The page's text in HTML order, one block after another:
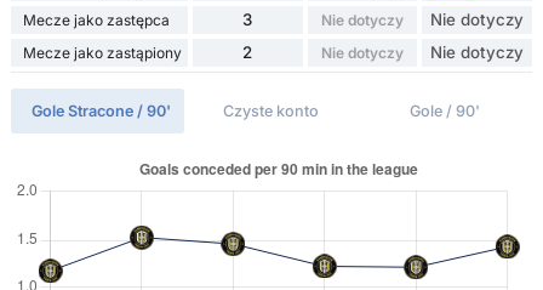
Mecze jako zastępca 3 Nie dotyczy Nie dotyczy
Mecze jako zastąpiony 2 Nie dotyczy Nie dotyczy
Gole Stracone / 90' Czyste konto Gole / 90'